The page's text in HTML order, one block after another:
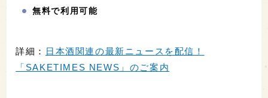
無料で利用可能
詳細：
日本酒関連の最新ニュースを配信！
「SAKETIMES NEWS」のご案内